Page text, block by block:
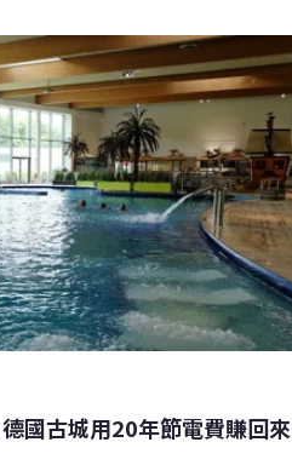
但這只是六輕燒骯髒煤電的一小
爐，除了發電
國古城用20年節電費賺回來